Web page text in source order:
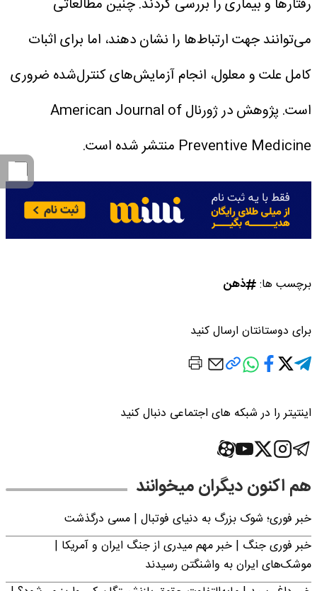
رفتار‌ها و بیماری را بررسی کردند. چنین مطالعاتی
می‌توانند جهت ارتباط‌ها را نشان دهند، اما برای اثبات
کامل علت و معلول، انجام آزمایش‌های کنترل‌شده ضروری
است.
پژوهش در ژورنال American Journal of
Preventive Medicine منتشر شده است.
برچسب ها: ذهن
برای دوستانتان ارسال کنید
اینتیتر را در شبکه های اجتماعی دنبال کنید
هم اکنون دیگران میخوانند
خبر فوری؛‌ شوک بزرگ به دنیای فوتبال | مسی درگذشت
خبر فوری جنگ | خبر مهم میدری از جنگ ایران و آمریکا |
موشک‌های ایران به واشنگتن رسیدند